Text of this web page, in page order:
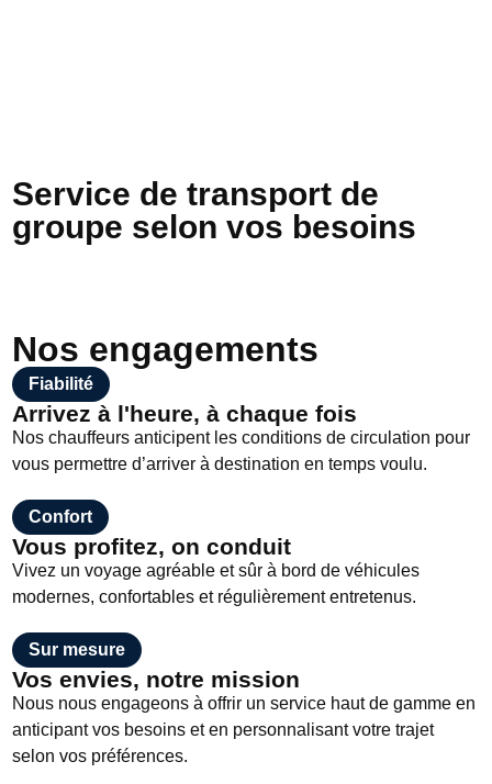
Service de transport de
groupe selon vos besoins
Nos engagements
Fiabilité
Arrivez à l'heure, à chaque fois
Nos chauffeurs anticipent les conditions de circulation pour
vous permettre d’arriver à destination en temps voulu.
Confort
Vous profitez, on conduit
Vivez un voyage agréable et sûr à bord de véhicules
modernes, confortables et régulièrement entretenus.
Sur mesure
Vos envies, notre mission
Nous nous engageons à offrir un service haut de gamme en
anticipant vos besoins et en personnalisant votre trajet
selon vos préférences.